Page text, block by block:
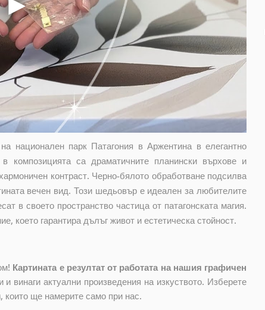
национален парк Патагония в Аржентина в елегантно
композицията са драматичните планински върхове и
контраст. Черно-бялото обработване подсилва
вечен вид. Този шедьовър е идеален за любителите
в своето пространство частица от патагонската магия.
което гарантира дълъг живот и естетическа стойност.
Картината е резултат от работата на нашия графичен
винаги актуални произведения на изкуството. Изберете
които ще намерите само при нас.